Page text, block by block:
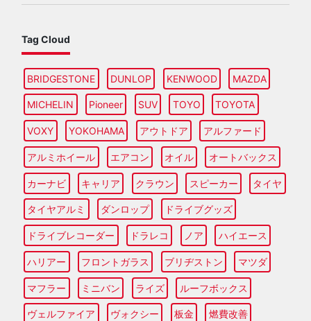
Tag Cloud
BRIDGESTONE DUNLOP KENWOOD MAZDA
MICHELIN Pioneer SUV TOYO TOYOTA
VOXY YOKOHAMA アウトドア アルファード
アルミホイール エアコン オイル オートバックス
カーナビ キャリア クラウン スピーカー タイヤ
タイヤアルミ ダンロップ ドライブグッズ
ドライブレコーダー ドラレコ ノア ハイエース
ハリアー フロントガラス ブリヂストン マツダ
マフラー ミニバン ライズ ルーフボックス
ヴェルファイア ヴォクシー 板金 燃費改善